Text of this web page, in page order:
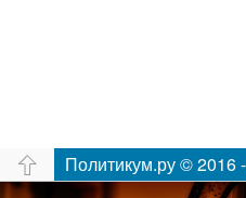
Политикум.ру © 2016